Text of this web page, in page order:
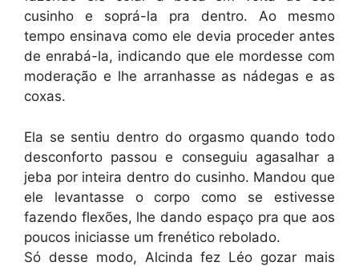
cusinho e soprá-la pra dentro. Ao mesmo
tempo ensinava como ele devia proceder antes
de enrabá-la, indicando que ele mordesse com
moderação e lhe arranhasse as nádegas e as
coxas.
Ela se sentiu dentro do orgasmo quando todo
desconforto passou e conseguiu agasalhar a
jeba por inteira dentro do cusinho. Mandou que
ele levantasse o corpo como se estivesse
fazendo flexões, lhe dando espaço pra que aos
poucos iniciasse um frenético rebolado.
Só desse modo, Alcinda fez Léo gozar mais